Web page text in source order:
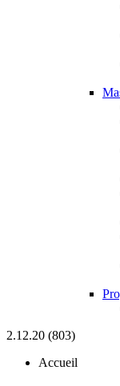
2.12.20 (803)
Accueil